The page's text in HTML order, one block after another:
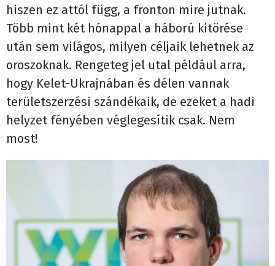
hiszen ez attól függ, a fronton mire jutnak.
Több mint két hónappal a háború kitörése
után sem világos, milyen céljaik lehetnek az
oroszoknak. Rengeteg jel utal például arra,
hogy Kelet-Ukrajnában és délen vannak
területszerzési szándékaik, de ezeket a hadi
helyzet fényében véglegesítik csak. Nem
most!